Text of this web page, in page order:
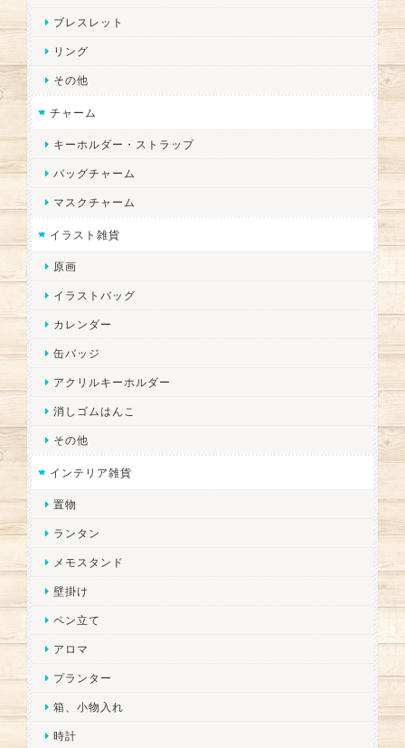
ブレスレット
リング
その他
チャーム
キーホルダー・ストラップ
バッグチャーム
マスクチャーム
イラスト雑貨
原画
イラストバッグ
カレンダー
缶バッジ
アクリルキーホルダー
消しゴムはんこ
その他
インテリア雑貨
置物
ランタン
メモスタンド
壁掛け
ペン立て
アロマ
プランター
箱、小物入れ
時計